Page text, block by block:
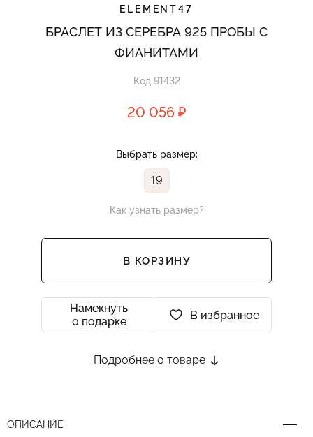
ELEMENT47
БРАСЛЕТ ИЗ СЕРЕБРА 925 ПРОБЫ С
ФИАНИТАМИ
Код 91432
20 056 ₽
Выбрать размер:
19
Как узнать размер?
В КОРЗИНУ
Намекнуть
о подарке
В избранное
Подробнее о товаре
ОПИСАНИЕ